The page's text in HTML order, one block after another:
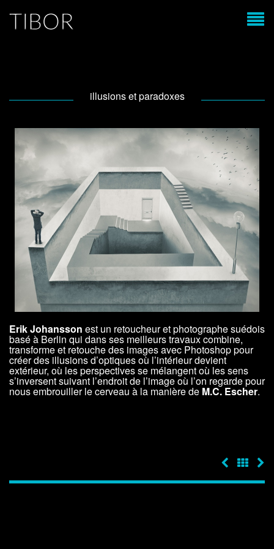
illusions et paradoxes
Erik Johansson est un retoucheur et photographe suédois
basé à Berlin qui dans ses meilleurs travaux combine,
transforme et retouche des images avec Photoshop pour
créer des illusions d’optiques où l’intérieur devient
extérieur, où les perspectives se mélangent où les sens
s’inversent suivant l’endroit de l’image où l’on regarde pour
nous embrouiller le cerveau à la manière de M.C. Escher.